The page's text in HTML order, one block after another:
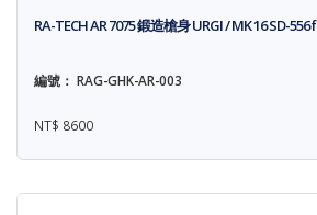
RA-TECH AR 7075 鍛造槍身 URGI / MK 16 SD-
編號： RAG-GHK-AR-003
NT$ 8600